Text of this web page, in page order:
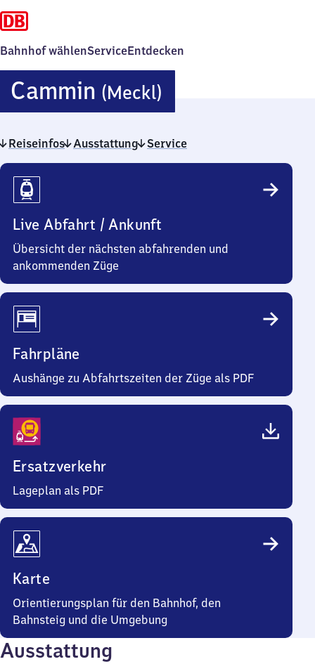
Bahnhof wählenServiceEntdecken
Cammin (Meckl)
(Mecklenburg)
Reiseinfos Ausstattung Service
Reiseinfos
Live Abfahrt / Ankunft
Übersicht der nächsten abfahrenden und
ankommenden Züge
Fahrpläne
Aushänge zu Abfahrtszeiten der Züge als PDF
Ersatzverkehr
Lageplan als PDF
Karte
Orientierungsplan für den Bahnhof, den
Bahnsteig und die Umgebung
Ausstattung